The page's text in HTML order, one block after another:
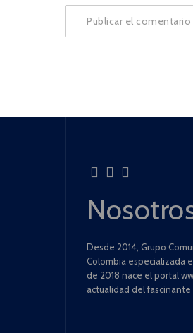
Desde 2014, Grupo
Colombia especializada
de 2018 nace el portal
actualidad del